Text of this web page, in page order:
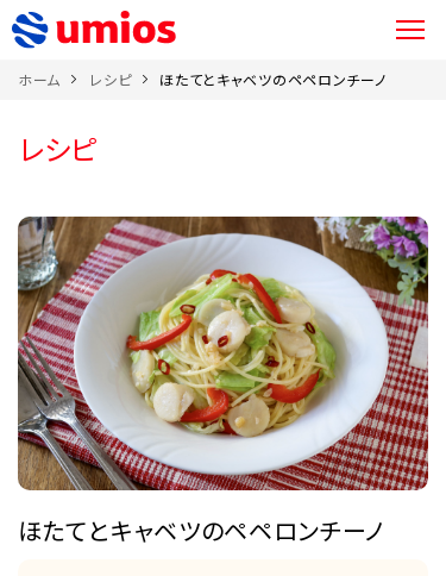
ホーム レシピ ほたてとキャベツのペペロンチーノ
レシピ
ほたてとキャベツのペペロンチーノ